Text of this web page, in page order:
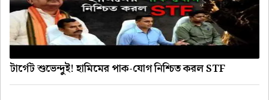
টার্গেট শুভেন্দুই! হামিমের পাক-যোগ নিশ্চিত করল STF